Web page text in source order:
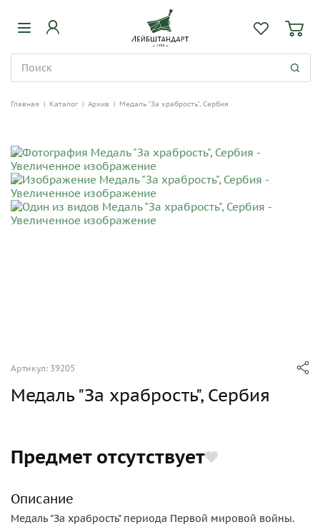
Главная | Каталог | Архив | Медаль "За храбрость", Сербия
Артикул: 39205
Медаль "За храбрость", Сербия
Предмет отсутствует
Описание
Медаль "За храбрость" периода Первой мировой войны.